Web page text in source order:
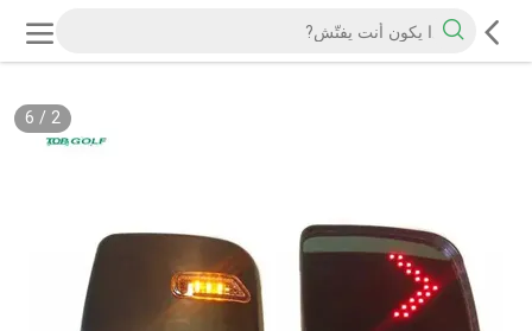
2
/
6